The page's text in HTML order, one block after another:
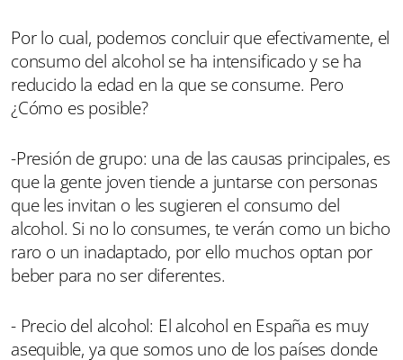
Por lo cual, podemos concluir que efectivamente, el
consumo del alcohol se ha intensificado y se ha
reducido la edad en la que se consume. Pero
¿Cómo es posible?
-Presión de grupo: una de las causas principales, es
que la gente joven tiende a juntarse con personas
que les invitan o les sugieren el consumo del
alcohol. Si no lo consumes, te verán como un bicho
raro o un inadaptado, por ello muchos optan por
beber para no ser diferentes.
- Precio del alcohol: El alcohol en España es muy
asequible, ya que somos uno de los países donde